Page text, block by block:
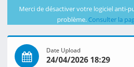
Merci de désactiver votre logiciel anti-
problème. Consulter la
Date Upload
24/04/2026 18:29